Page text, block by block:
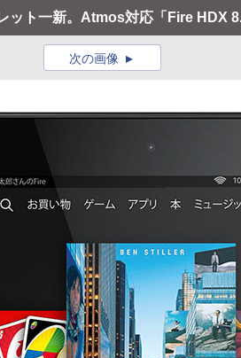
ット一新。Atmos対応「Fire HDX
次の画像